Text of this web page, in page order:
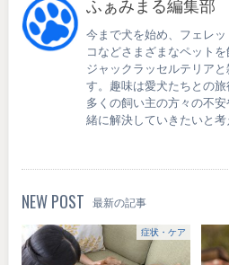
ふぁみまる編集部
今まで犬を始め、フェレ
コなどさまざまなペット
ジャックラッセルテリア
す。趣味は愛犬たちとの旅
多くの飼い主の方々の不
緒に解決していきたいと考
NEW POST 最新の記事
症状・ケア